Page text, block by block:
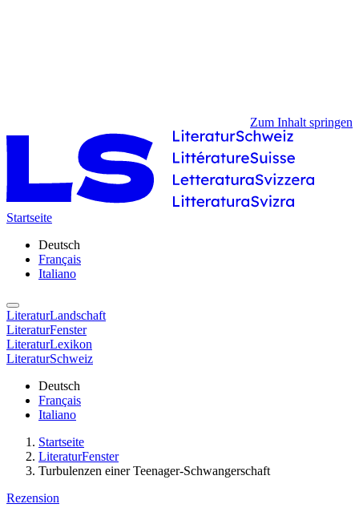
Zum Inhalt springen
Startseite
Deutsch
Français
Italiano
LiteraturLandschaft
LiteraturFenster
LiteraturLexikon
LiteraturSchweiz
Deutsch
Français
Italiano
Startseite
LiteraturFenster
Turbulenzen einer Teenager-Schwangerschaft
Rezension